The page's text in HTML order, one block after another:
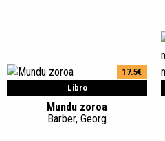
Libro
17.5€
Mundu zoroa
Barber, Georg